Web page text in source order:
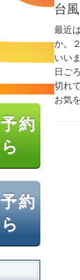
約
約
台風
最近
か。
いい
日ご
切れ
お気